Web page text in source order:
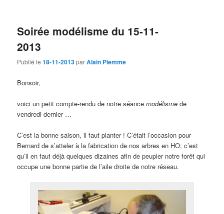
Soirée modélisme du 15-11-
2013
Publié le18-11-2013parAlain Piemme
Bonsoir,
voici un petit compte-rendu de notre séancemodélisme de
vendredi dernier …
C’est la bonne saison, il faut planter ! C’était l’occasion pour
Bernard de s’atteler à la fabrication de nos arbres en HO; c’est
qu’il en faut déjà quelques dizaines afin de peupler notre forêt qui
occupe une bonne partie de l’aile droite de notre réseau.